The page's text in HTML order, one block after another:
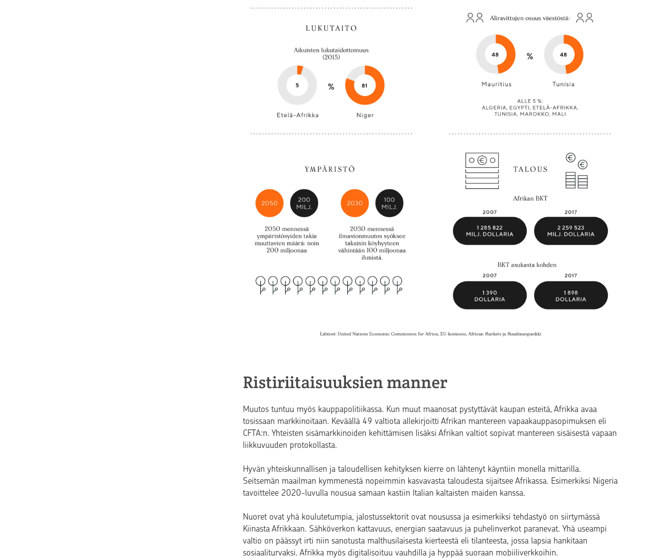
Ristiriitaisuuksien manner
Muutos tuntuu myös kauppapolitiikassa. Kun muut maanosat pystyttävät kaupan esteitä, Afrikka avaa
tosissaan markkinoitaan. Keväällä 49 valtiota allekirjoitti Afrikan mantereen vapaakauppasopimuksen eli
CFTA:n. Yhteisten sisämarkkinoiden kehittämisen lisäksi Afrikan valtiot sopivat mantereen sisäisestä vapaan
liikkuvuuden protokollasta.
Hyvän yhteiskunnallisen ja taloudellisen kehityksen kierre on lähtenyt käyntiin monella mittarilla.
Seitsemän maailman kymmenestä nopeimmin kasvavasta taloudesta sijaitsee Afrikassa. Esimerkiksi Nigeria
tavoittelee 2020-luvulla nousua samaan kastiin Italian kaltaisten maiden kanssa.
Nuoret ovat yhä koulutetumpia, jalostussektorit ovat nousussa ja esimerkiksi tehdastyö on siirtymässä
Kiinasta Afrikkaan. Sähköverkon kattavuus, energian saatavuus ja puhelinverkot paranevat. Yhä useampi
valtio on päässyt irti niin sanotusta malthusilaisesta kierteestä eli tilanteesta, jossa lapsia hankitaan
sosiaaliturvaksi. Afrikka myös digitalisoituu vauhdilla ja hyppää suoraan mobiiliverkkoihin.